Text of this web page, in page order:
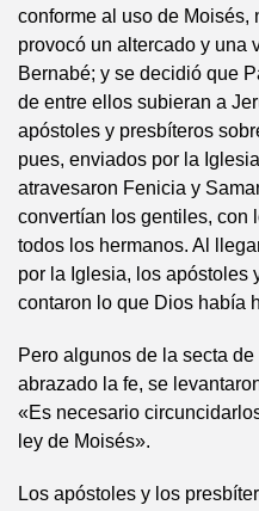
conforme al uso de Moisés,
provocó un altercado y una
Bernabé; y se decidió que
de entre ellos subieran a
apóstoles y presbíteros
pues, enviados por la
atravesaron Fenicia y
convertían los gentiles, con
todos los hermanos. Al
por la Iglesia, los apóstoles
contaron lo que Dios había
Pero algunos de la secta
abrazado la fe, se
«Es necesario
ley de Moisés».
Los apóstoles y los